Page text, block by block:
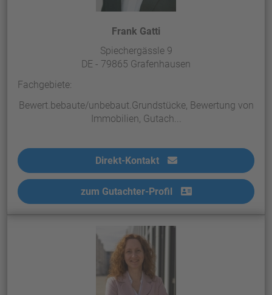
Frank Gatti
Spiechergässle 9
DE - 79865 Grafenhausen
Fachgebiete:
Bewert.bebaute/unbebaut.Grundstücke, Bewertung von
Immobilien, Gutach...
Direkt-Kontakt
zum Gutachter-Profil